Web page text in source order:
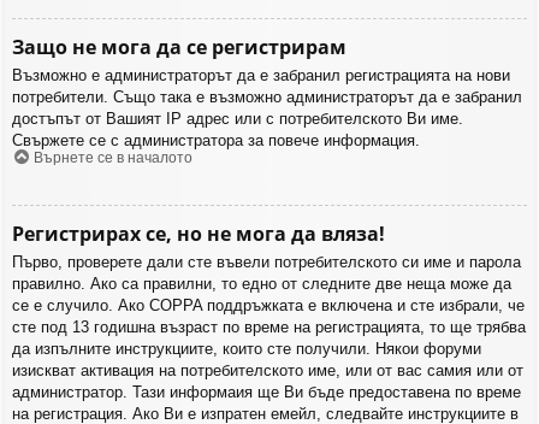
Защо не мога да се регистрирам
Възможно е администраторът да е забранил регистрацията на нови
потребители. Също така е възможно администраторът да е забранил
достъпът от Вашият IP адрес или с потребителското Ви име.
Свържете се с администратора за повече информация.
Върнете се в началото
Регистрирах се, но не мога да вляза!
Първо, проверете дали сте въвели потребителското си име и парола
правилно. Ако са правилни, то едно от следните две неща може да
се е случило. Ако COPPA поддръжката е включена и сте избрали, че
сте под 13 годишна възраст по време на регистрацията, то ще трябва
да изпълните инструкциите, които сте получили. Някои форуми
изискват активация на потребителското име, или от вас самия или от
администратор. Тази информаия ще Ви бъде предоставена по време
на регистрация. Ако Ви е изпратен емейл, следвайте инструкциите в